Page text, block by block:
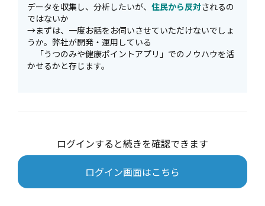
データを収集し、分析したいが、 住民から反対されるの
ではないか
→まずは、一度お話をお伺いさせていただけないでしょ
うか。弊社が開発・運用している
「うつのみや健康ポイントアプリ」でのノウハウを活
かせるかと存じます。
ログインすると続きを確認できます
ログイン画面はこちら